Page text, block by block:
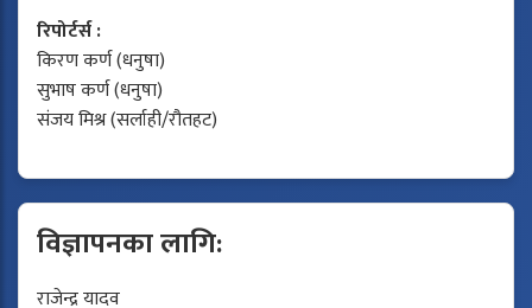
रिपोर्टर्स :
किरण कर्ण (धनुषा)
सुभाष कर्ण (धनुषा)
संजय मिश्र (सर्लाही/रौतहट)
विज्ञापनका लागि:
राजेन्द्र यादव